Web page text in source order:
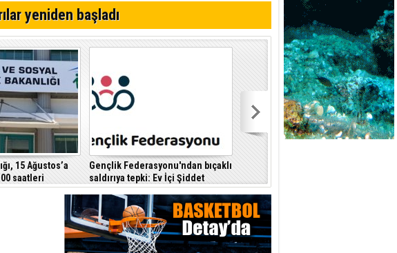
başladı
geldi
yeniden başladı
15 Ağustos’a
saatleri
çalışmayı
Gençlik Federasyonu'ndan bıçaklı
saldırıya tepki: Ev İçi Şiddet
Yasası hayata geçirilmeli